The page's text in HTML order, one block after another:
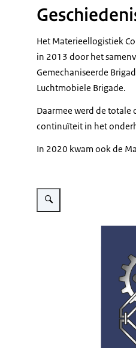
Het Materieellogistiek
in 2013 door het
Gemechaniseerde
Luchtmobiele Brigade.
Daarmee werd de
continuïteit in het
In 2020 kwam ook de
Vergroot afbeelding